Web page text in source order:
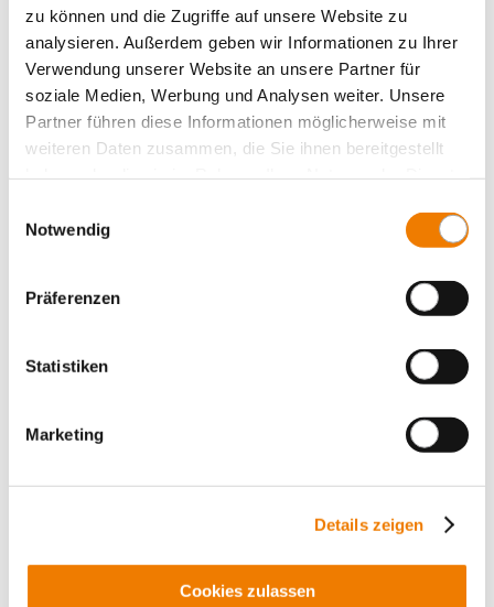
zu können und die Zugriffe auf unsere Website zu
analysieren. Außerdem geben wir Informationen zu Ihrer
Verwendung unserer Website an unsere Partner für
soziale Medien, Werbung und Analysen weiter. Unsere
Partner führen diese Informationen möglicherweise mit
weiteren Daten zusammen, die Sie ihnen bereitgestellt
Notwendig
Präferenzen
Statistiken
Marketing
Details zeigen
Cookies zulassen
Value Added Services
NH-Lasttrennschalter mit Sicherungen, Leistenf. Gr. 1
Zubehör für Sammelschienenmontage notwendig